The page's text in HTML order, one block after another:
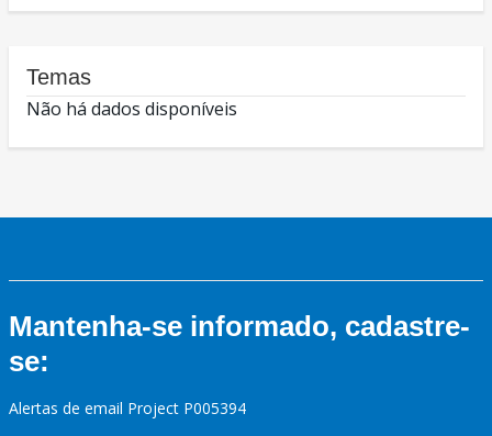
Temas
Não há dados disponíveis
Mantenha-se informado, cadastre-
se:
Alertas de email Project P005394